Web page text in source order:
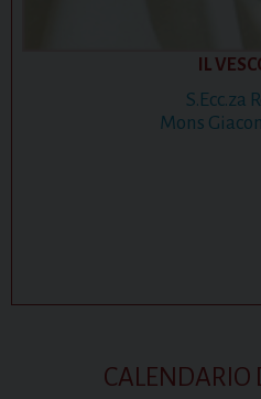
IL
S.Ecc.za
Mons
CALENDARIO